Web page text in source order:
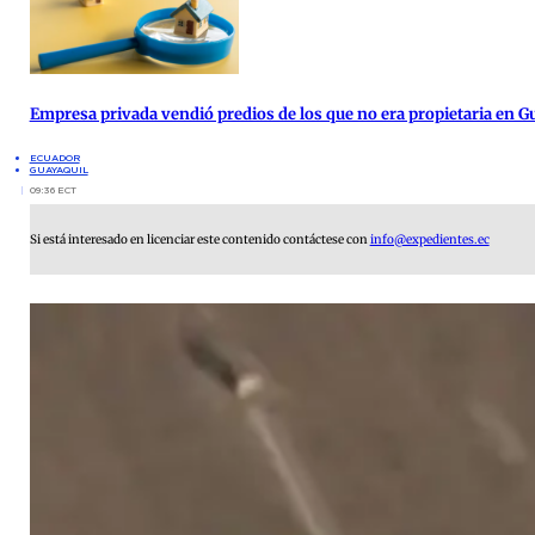
Empresa privada vendió predios de los que no era propietaria en
ECUADOR
GUAYAQUIL
09:36 ECT
Si está interesado en licenciar este contenido contáctese coninfo@expedientes.ec